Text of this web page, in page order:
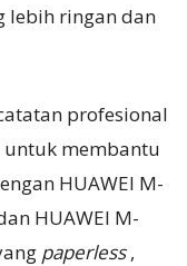
lebih ringan dan
profesional
untuk membantu
HUAWEI M-
HUAWEI M-
paperless,